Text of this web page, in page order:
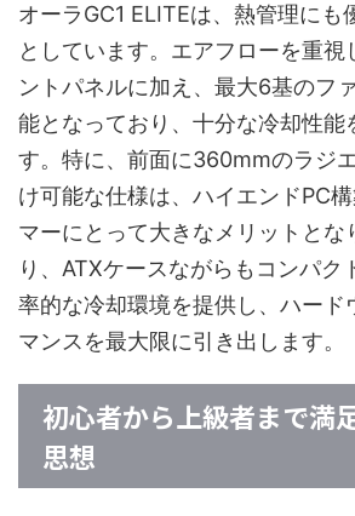
オーラGC1 ELITEは、熱管理にも
としています。エアフローを重視
ントパネルに加え、最大6基のフ
能となっており、十分な冷却性能
す。特に、前面に360mmのラジ
け可能な仕様は、ハイエンドPC
マーにとって大きなメリットとな
り、ATXケースながらもコンパク
率的な冷却環境を提供し、ハード
マンスを最大限に引き出します。
初心者から上級者まで満
思想